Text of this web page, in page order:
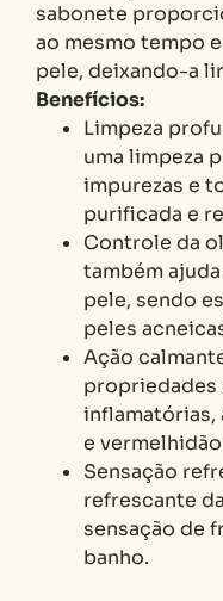
sabonete
ao mesmo tempo
pele, deixando-a
Benefícios:
Limpeza
uma limpeza
impurezas e
purificada e
Controle da
também
pele, sendo
peles
Ação
propriedades
inflamatórias,
e
Sensação
refrescante
sensação de
banho.